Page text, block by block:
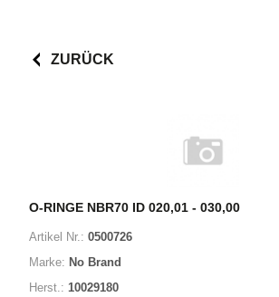
ZURÜCK
O-RINGE NBR70 ID 020,01 - 030,00
Artikel Nr.: 0500726
Marke: No Brand
Herst.: 10029180